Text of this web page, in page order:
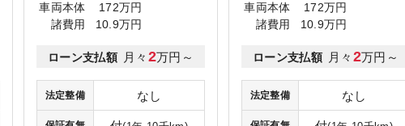
車両本体
172万円
諸費用
10.9万円
ローン支払額 月々 2万円～
法定整備 なし
車両本体
172万円
諸費用
10.9万円
ローン支払額 月々 2万円～
法定整備 なし